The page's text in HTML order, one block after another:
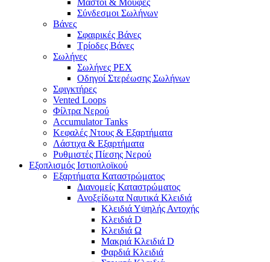
Μαστοί & Μούφες
Σύνδεσμοι Σωλήνων
Βάνες
Σφαιρικές Βάνες
Τρίοδες Βάνες
Σωλήνες
Σωλήνες PEX
Οδηγοί Στερέωσης Σωλήνων
Σφιγκτήρες
Vented Loops
Φίλτρα Νερού
Accumulator Tanks
Κεφαλές Ντους & Εξαρτήματα
Λάστιχα & Εξαρτήματα
Ρυθμιστές Πίεσης Νερού
Εξοπλισμός Ιστιοπλοϊκού
Εξαρτήματα Καταστρώματος
Διανομείς Καταστρώματος
Ανοξείδωτα Ναυτικά Κλειδιά
Κλειδιά Υψηλής Αντοχής
Κλειδιά D
Κλειδιά Ω
Μακριά Κλειδιά D
Φαρδιά Κλειδιά